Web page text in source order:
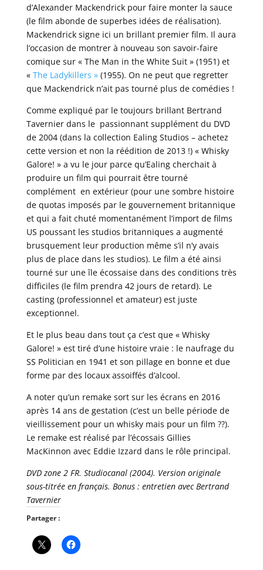
d’Alexander Mackendrick pour faire monter la sauce
(le film abonde de superbes idées de réalisation).
Mackendrick signe ici un brillant premier film. Il aura
l’occasion de montrer à nouveau son savoir-faire
comique sur « The Man in the White Suit » (1951) et
« The Ladykillers »(1955). On ne peut que regretter
que Mackendrick n’ait pas tourné plus de comédies !
Comme expliqué par le toujours brillant Bertrand
Tavernier dans le passionnant supplément du DVD
de 2004 (dans la collection Ealing Studios – achetez
cette version et non la réédition de 2013 !) « Whisky
Galore! » a vu le jour parce qu’Ealing cherchait à
produire un film qui pourrait être tourné
complément en extérieur (pour une sombre histoire
de quotas imposés par le gouvernement britannique
et qui a fait chuté momentanément l’import de films
US poussant les studios britanniques a augmenté
brusquement leur production même s’il n’y avais
plus de place dans les studios). Le film a été ainsi
tourné sur une île écossaise dans des conditions très
difficiles (le film prendra 42 jours de retard). Le
casting (professionnel et amateur) est juste
exceptionnel.
Et le plus beau dans tout ça c’est que « Whisky
Galore! » est tiré d’une histoire vraie : le naufrage du
SS Politician en 1941 et son pillage en bonne et due
forme par des locaux assoiffés d’alcool.
A noter qu’un remake sort sur les écrans en 2016
après 14 ans de gestation (c’est un belle période de
vieillissement pour un whisky mais pour un film ??).
Le remake est réalisé par l’écossais Gillies
MacKinnon avec Eddie Izzard dans le rôle principal.
DVD zone 2 FR. Studiocanal (2004). Version originale
sous-titrée en français. Bonus : entretien avec Bertrand
Tavernier
Partager :